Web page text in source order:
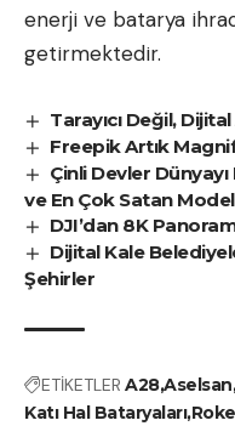
enerji ve batarya
getirmektedir.
Tarayıcı Değil,
Freepik Artık
Çinli Devler
ve En Çok Satan
DJI’dan 8K
Dijital Kale
Şehirler
ETİKETLER A28Aselsan
Katı Hal Bataryaları